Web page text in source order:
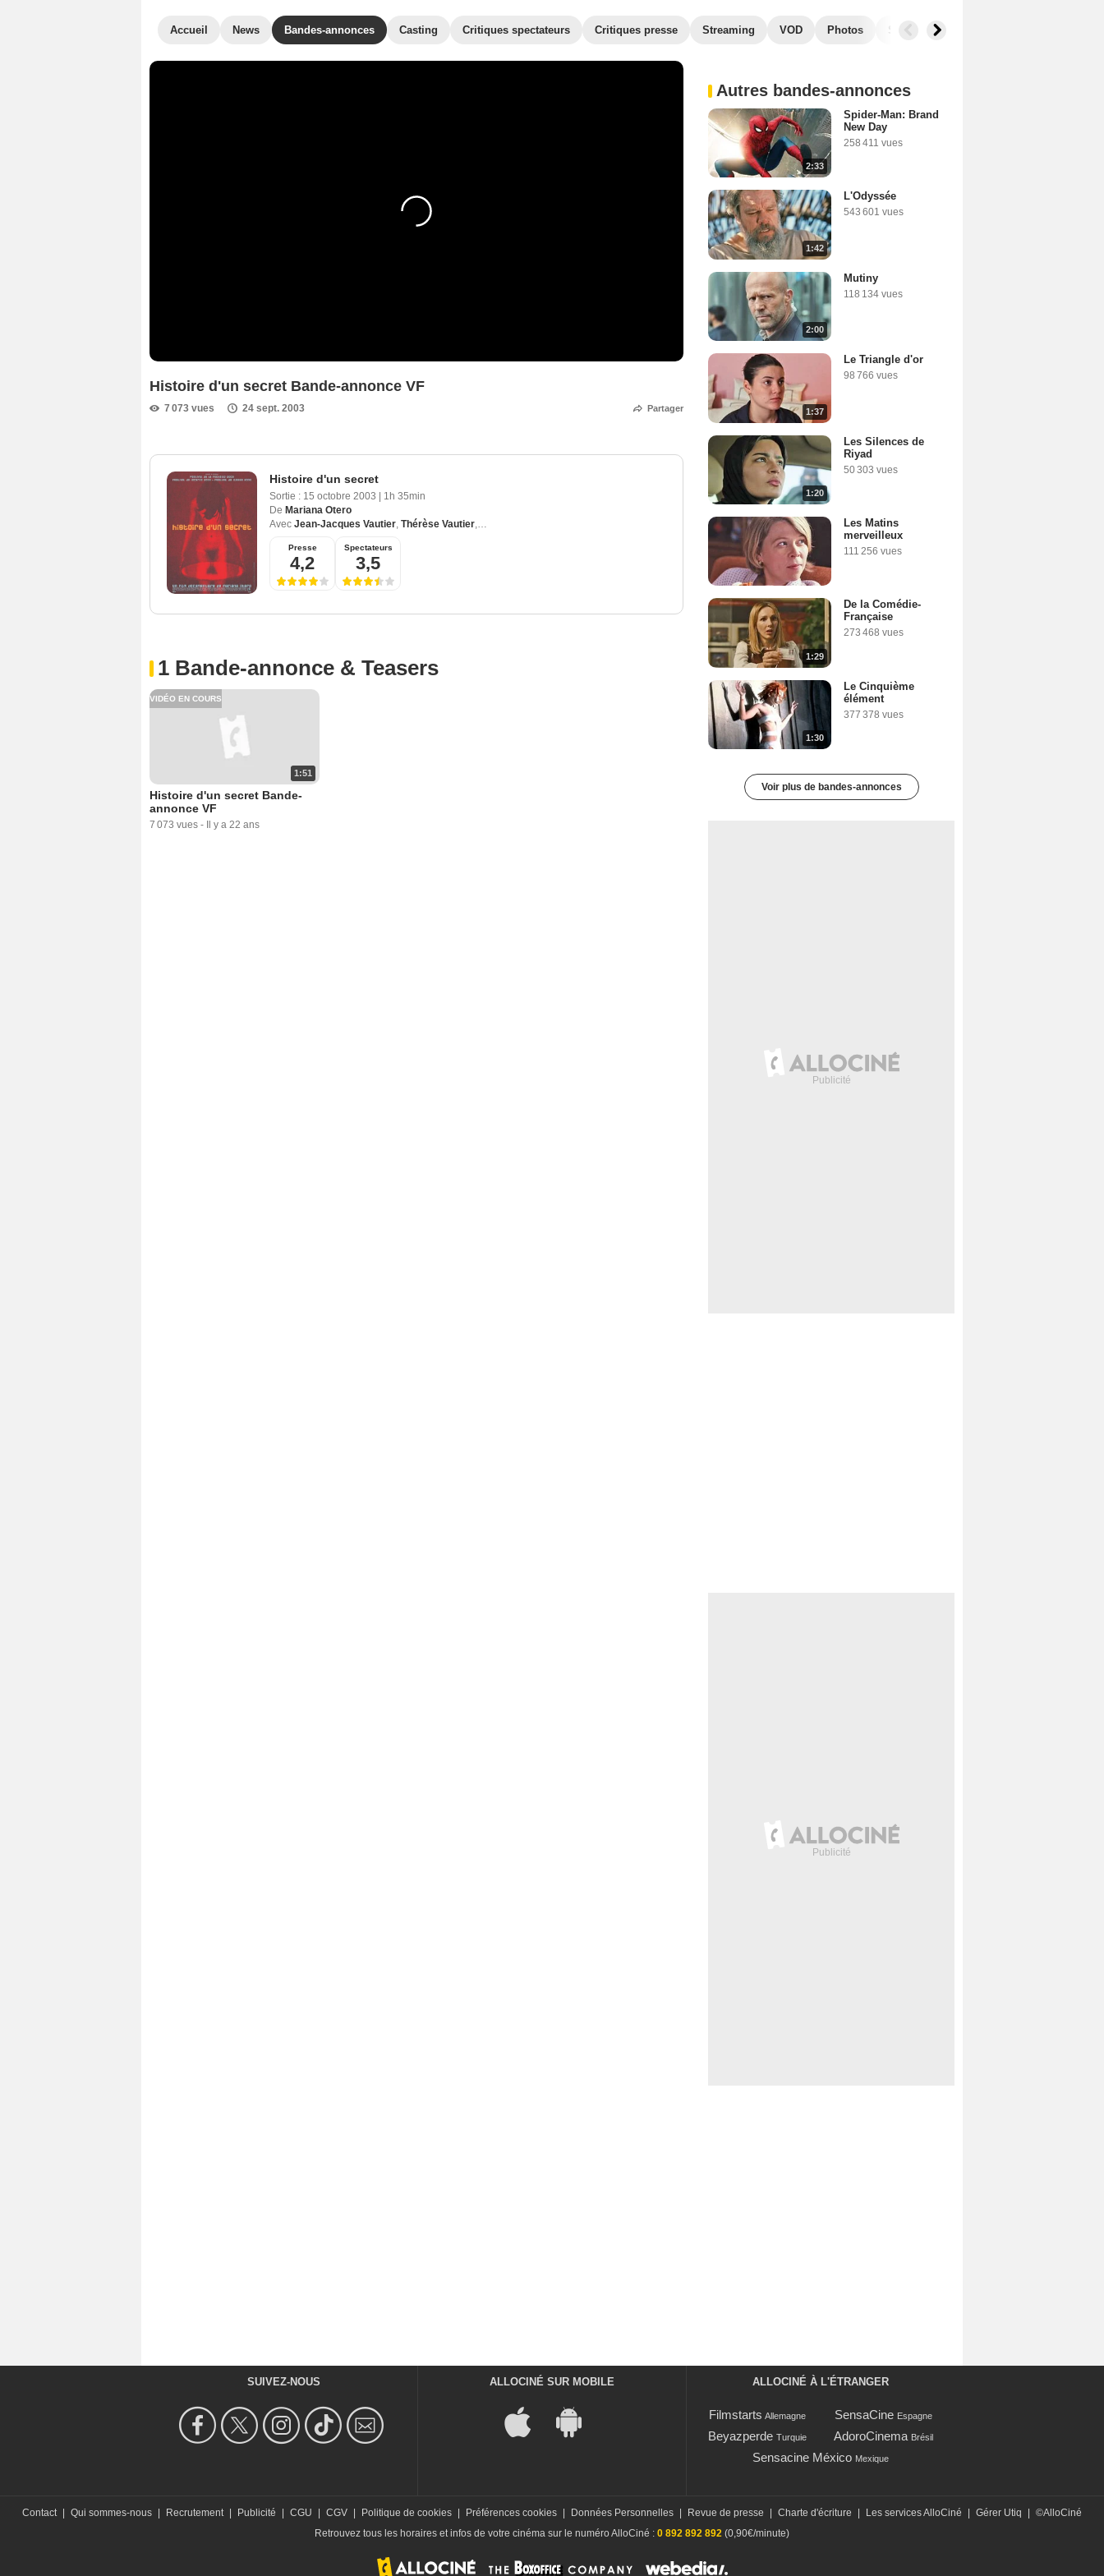
Accueil News Bandes-annonces Casting Critiques spectateurs Critiques presse Streaming VOD Photos Secrets de tournage
Histoire d'un secret Bande-annonce VF
7 073 vues 24 sept. 2003 Partager
Histoire d'un secret
Sortie : 15 octobre 2003
1h 35min
De Mariana Otero
Avec Jean-Jacques Vautier, Thérèse Vautier, Isabel Otéro
Presse
4,2
Spectateurs
3,5
1 Bande-annonce & Teasers
1:51
VIDÉO EN COURS
Histoire d'un secret Bande-
annonce VF
7 073 vues - Il y a 22 ans
Autres bandes-annonces
2:33
Spider-Man: Brand
New Day
258 411 vues
1:42
L'Odyssée
543 601 vues
2:00
Mutiny
118 134 vues
1:37
Le Triangle d'or
98 766 vues
1:20
Les Silences de
Riyad
50 303 vues
Les Matins
merveilleux
111 256 vues
1:29
De la Comédie-
Française
273 468 vues
1:30
Le Cinquième
élément
377 378 vues
Voir plus de bandes-annonces
SUIVEZ-NOUS ALLOCINÉ SUR MOBILE ALLOCINÉ À L'ÉTRANGER
Filmstarts Allemagne SensaCine Espagne
Beyazperde Turquie AdoroCinema Brésil
Sensacine México Mexique
Contact Qui sommes-nous Recrutement Publicité CGU CGV Politique de cookies Préférences cookies Données Personnelles Revue de presse Charte d'écriture Les services AlloCiné Gérer Utiq
©AlloCiné
Retrouvez tous les horaires et infos de votre cinéma sur le numéro AlloCiné : 0 892 892 892 (0,90€/minute)